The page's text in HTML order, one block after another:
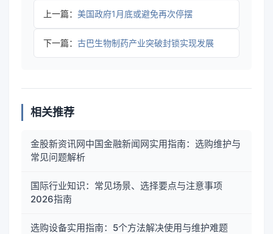
上一篇： 美国政府1月底或避免再次停摆
下一篇： 古巴生物制药产业突破封锁实现发展
相关推荐
金股新资讯网中国金融新闻网实用指南：选购维护与
常见问题解析
国际行业知识：常见场景、选择要点与注意事项
2026指南
选购设备实用指南：5个方法解决使用与维护难题